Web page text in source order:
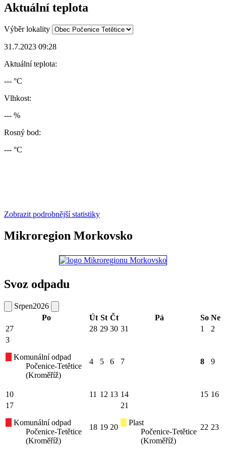
Aktuální teplota
Výběr lokality
31.7.2023 09:28
Aktuální teplota:
--- °C
Vlhkost:
--- %
Rosný bod:
--- °C
Zobrazit podrobnější statistiky
Mikroregion Morkovsko
Svoz odpadu
Srpen2026
Po
Út St Čt Pá So Ne
27
28 29 30 31 1
2
3
Komunální odpad
Počenice-Tetětice
(Kroměříž)
4 5 6 7 8 9
10 11 12 13 14 15 16
17
Komunální odpad
Počenice-Tetětice
(Kroměříž)
18 19 20
21
Plast
Počenice-Tetětice
(Kroměříž)
22 23